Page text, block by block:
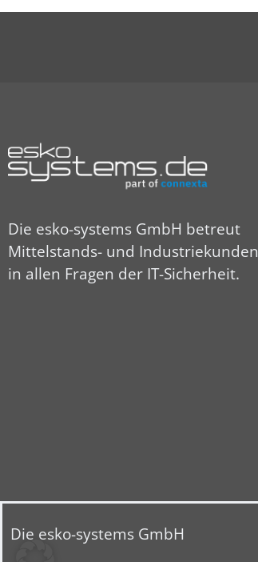
Die esko-systems GmbH betreut
Mittelstands- und Industriekunden
in allen Fragen der IT-Sicherheit.
Die esko-systems GmbH